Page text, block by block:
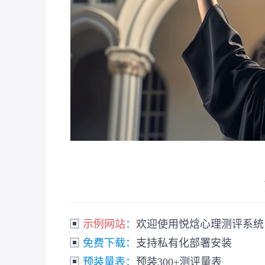
▣ 示例网站： 欢迎使用悦焓心理测评系统
▣ 免费下载： 支持私有化部署安装
▣ 预装量表： 预装300+测评量表